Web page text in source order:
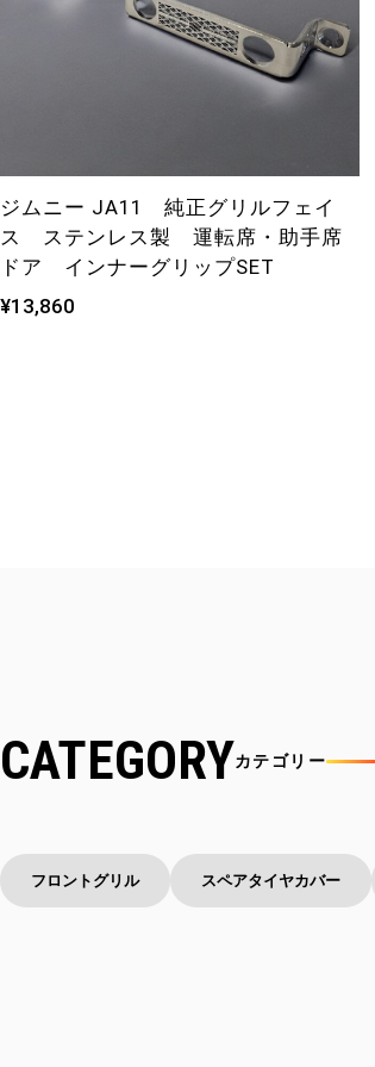
ジムニー JA11 純正グリルフェイ
ス ステンレス製 運転席・助手席
ドア インナーグリップSET
¥13,860
CATEGORYカテゴリー
フロントグリル スペアタイヤカバー